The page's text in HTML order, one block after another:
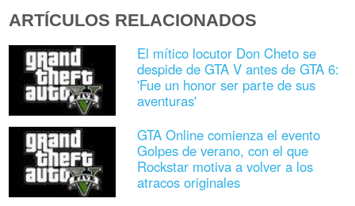
ARTÍCULOS RELACIONADOS
El mítico locutor Don Cheto se
despide de GTA V antes de GTA 6:
'Fue un honor ser parte de sus
aventuras'
GTA Online comienza el evento
Golpes de verano, con el que
Rockstar motiva a volver a los
atracos originales